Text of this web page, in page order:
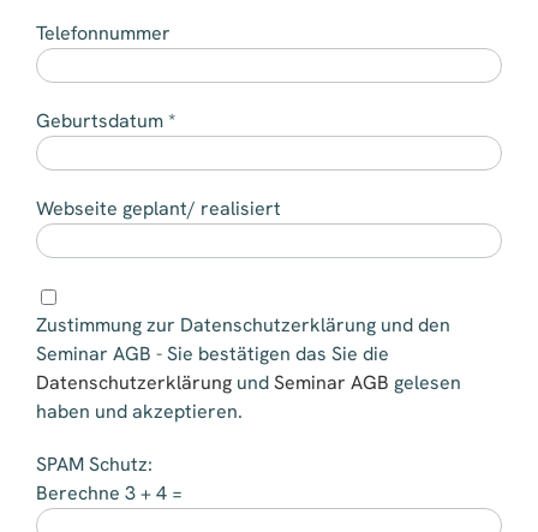
Telefonnummer
Geburtsdatum *
Webseite geplant/ realisiert
Zustimmung zur Datenschutzerklärung und den
Seminar AGB - Sie bestätigen das Sie die
Datenschutzerklärung undSeminar AGB gelesen
haben und akzeptieren.
SPAM Schutz:
Berechne 3 + 4 =